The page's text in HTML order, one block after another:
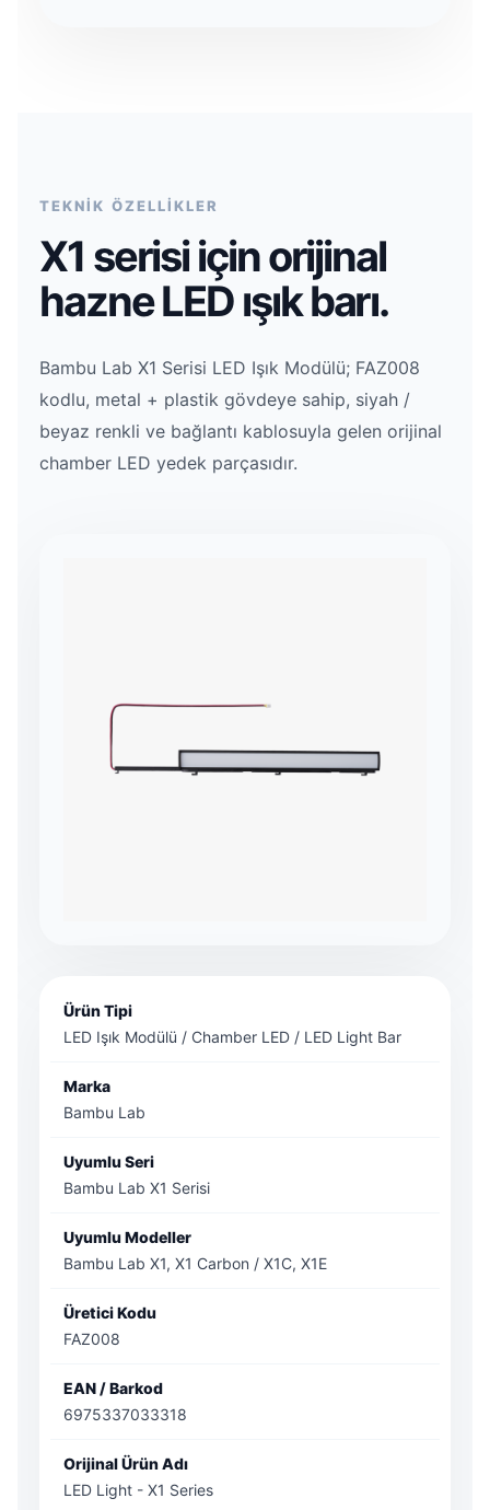
TEKNİK ÖZELLİKLER
X1 serisi için orijinal
hazne LED ışık barı.
Bambu Lab X1 Serisi LED Işık Modülü; FAZ008
kodlu, metal + plastik gövdeye sahip, siyah /
beyaz renkli ve bağlantı kablosuyla gelen orijinal
chamber LED yedek parçasıdır.
Ürün Tipi
LED Işık Modülü / Chamber LED / LED Light Bar
Marka
Bambu Lab
Uyumlu Seri
Bambu Lab X1 Serisi
Uyumlu Modeller
Bambu Lab X1, X1 Carbon / X1C, X1E
Üretici Kodu
FAZ008
EAN / Barkod
6975337033318
Orijinal Ürün Adı
LED Light - X1 Series